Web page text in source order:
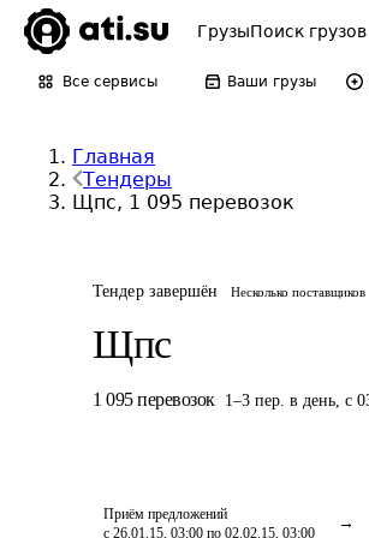
ГрузыПоиск грузов
Все сервисы Ваши грузы
Главная
Тендеры
Щпс, 1 095 перевозок
Тендер завершён Несколько поставщиков
Щпс
1 095 перевозок 1–3 пер. в день, с
Приём предложений
с 26.01.15, 03:00 по 02.02.15, 03:00